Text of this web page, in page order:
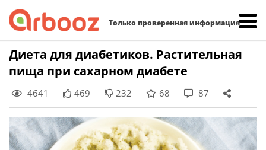
Только проверенная информация
Skip
to
content
Диета для диабетиков. Растительная
пища при сахарном диабете
4641 469 232 68 87
Найти: